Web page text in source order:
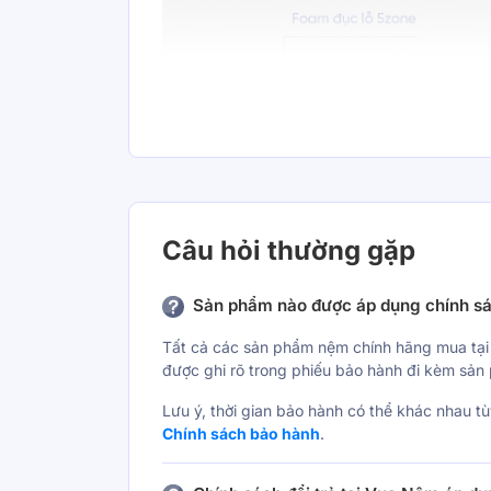
Câu hỏi thường gặp
Sản phẩm nào được áp dụng chính
Tất cả các sản phẩm nệm chính hãng mua
được ghi rõ trong phiếu bảo hành đi kèm sản
Lưu ý, thời gian bảo hành có thể khác nhau
Chính sách bảo hành.